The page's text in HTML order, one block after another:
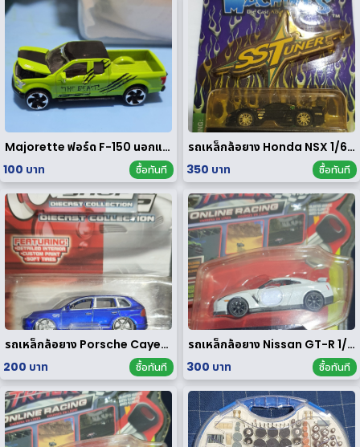
Majorette ฟอร์ด F-150 นอกแพค
100 บาท
ซื้อทันที
รถเหล็กล้อยาง Honda NSX 1/64 ของ rare
350 บาท
ซื้อทันที
รถเหล็กล้อยาง Porsche Cayenne Turbo 1/64
200 บาท
ซื้อทันที
รถเหล็กล้อยาง Nissan GT-R 1/64
300 บาท
ซื้อทันที